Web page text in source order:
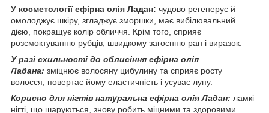
У косметології ефірна олія Ладан: чудово регенерує й
омолоджує шкіру, згладжує зморшки, має вибілювальний
дією, покращує колір обличчя. Крім того, сприяє
розсмоктуванню рубців, швидкому загоєнню ран і виразок.
У разі схильності до облисіння ефірна олія
Ладана: зміцнює волосяну цибулину та сприяє росту
волосся, повертає йому еластичність і усуває лупу.
Корисно для нігтів натуральна ефірна олія Ладан: ламкі
нігті, що шаруються, знову робить міцними та здоровими.